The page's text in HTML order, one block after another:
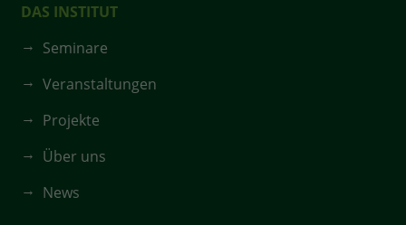
DAS INSTITUT
Seminare
Veranstaltungen
Projekte
Über uns
News